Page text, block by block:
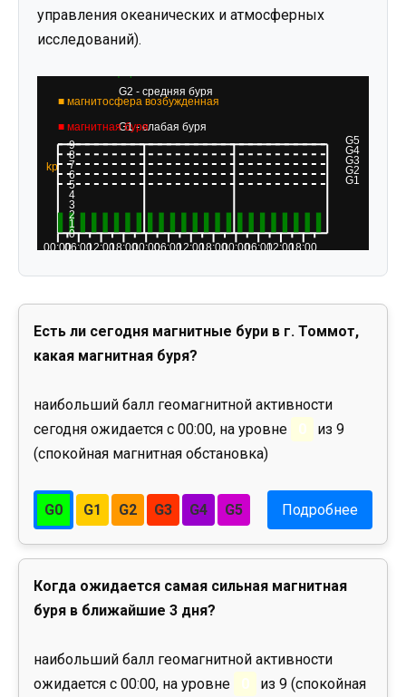
управления океанических и атмосферных
исследований).
Есть ли сегодня магнитные бури в г. Томмот,
какая магнитная буря?
наибольший балл геомагнитной активности
сегодня ожидается с 00:00, на уровне
0
из 9
(спокойная магнитная обстановка)
G0 G1 G2 G3 G4 G5 Подробнее
Когда ожидается самая сильная магнитная
буря в ближайшие 3 дня?
наибольший балл геомагнитной активности
ожидается с 00:00, на уровне
0
из 9 (спокойная